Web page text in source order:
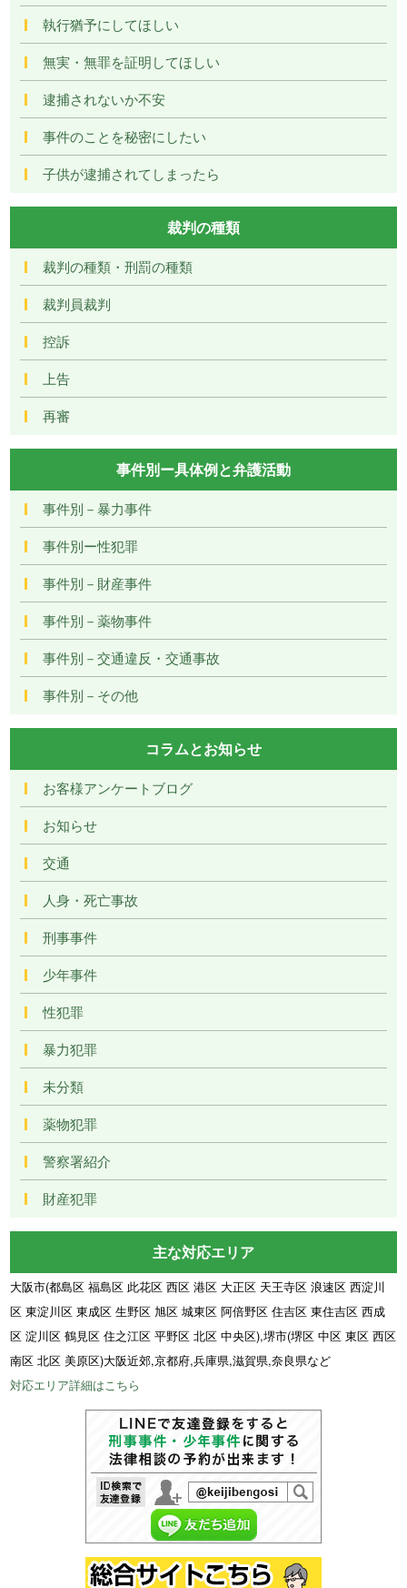
執行猶予にしてほしい
無実・無罪を証明してほしい
逮捕されないか不安
事件のことを秘密にしたい
子供が逮捕されてしまったら
裁判の種類
裁判の種類・刑罰の種類
裁判員裁判
控訴
上告
再審
事件別ー具体例と弁護活動
事件別－暴力事件
事件別ー性犯罪
事件別－財産事件
事件別－薬物事件
事件別－交通違反・交通事故
事件別－その他
コラムとお知らせ
お客様アンケートブログ
お知らせ
交通
人身・死亡事故
刑事事件
少年事件
性犯罪
暴力犯罪
未分類
薬物犯罪
警察署紹介
財産犯罪
主な対応エリア
大阪市(都島区 福島区 此花区 西区 港区 大正区 天王寺区 浪速区 西淀川
区 東淀川区 東成区 生野区 旭区 城東区 阿倍野区 住吉区 東住吉区 西成
区 淀川区 鶴見区 住之江区 平野区 北区 中央区),堺市(堺区 中区 東区 西区
南区 北区 美原区)大阪近郊,京都府,兵庫県,滋賀県,奈良県など
対応エリア詳細はこちら